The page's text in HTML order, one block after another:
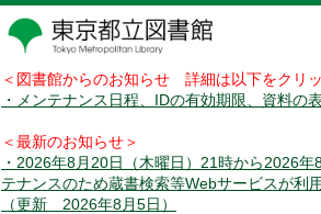
＜図書館からのお知らせ 詳細は以下をクリ
・メンテナンス日程、IDの有効期限、資料の
＜最新のお知らせ＞
・2026年8月20日（木曜日）21時から2026
テナンスのため蔵書検索等Webサービスが利
（更新 2026年8月5日）